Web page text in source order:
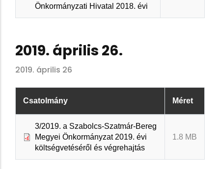
Önkormányzati Hivatal 2018. évi
2019. április 26.
2019. április 26
Csatolmány Méret
3/2019. a Szabolcs-Szatmár-Bereg
Megyei Önkormányzat 2019. évi
költségvetéséről és végrehajtás
1.8 MB